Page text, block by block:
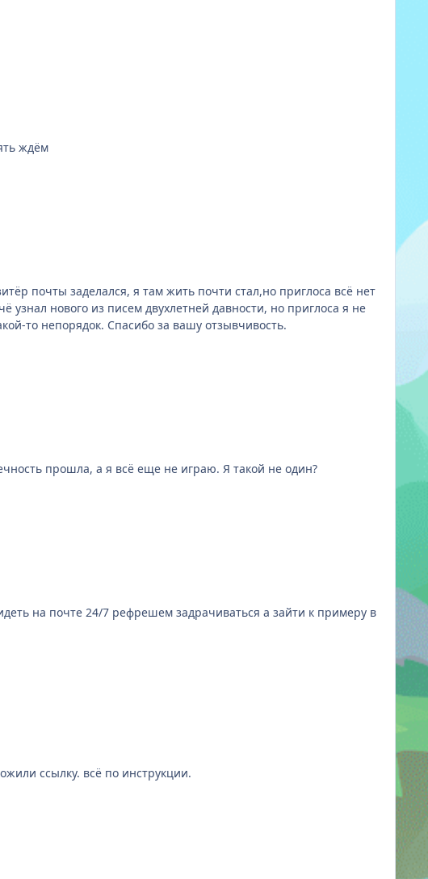
ждём
почты заделался, я там жить почти стал,но приглоса всё нет
нового из писем двухлетней давности, но приглоса я не
то непорядок. Спасибо за вашу отзывчивость.
без малого вечность прошла, а я всё еще не играю. Я такой не один?
на почте 24/7 рефрешем задрачиваться а зайти к примеру в
ссылку. всё по инструкции.